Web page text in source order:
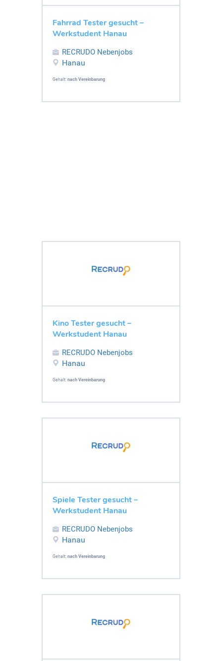
Fahrrad Tester gesucht –
Werkstudent Hanau
RECRUDO Nebenjobs
Hanau
Gehalt: nach Vereinbarung
Kino Tester gesucht –
Werkstudent Hanau
RECRUDO Nebenjobs
Hanau
Gehalt: nach Vereinbarung
Spiele Tester gesucht –
Werkstudent Hanau
RECRUDO Nebenjobs
Hanau
Gehalt: nach Vereinbarung